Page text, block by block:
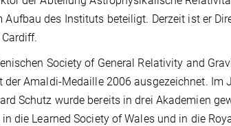
des Instituts beteiligt. Derzeit ist er
Society of General Relativity and
Amaldi-Medaille 2006 ausgezeichnet. Im
Schutz wurde bereits in drei Akademien
die Learned Society of Wales und in die